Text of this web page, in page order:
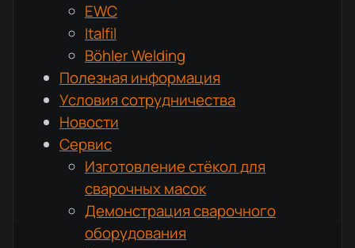
EWC
Italfil
Böhler Welding
Полезная информация
Условия сотрудничества
Новости
Сервис
Изготовление стёкол для
сварочных масок
Демонстрация сварочного
оборудования